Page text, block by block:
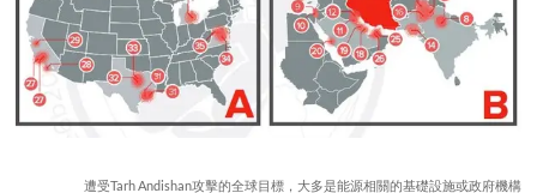
遭受Tarh Andishan攻擊的全球目標，大多是能源相關的基礎設施或政府機構